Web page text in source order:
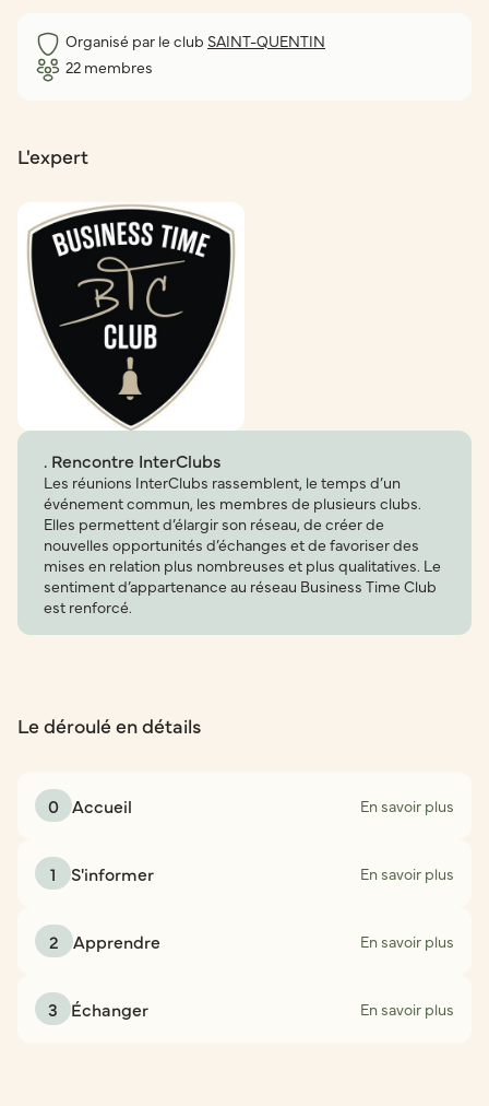
Organisé par le club SAINT-QUENTIN
22 membres
L'expert
. Rencontre InterClubs
Les réunions InterClubs rassemblent, le temps d’un
événement commun, les membres de plusieurs clubs.
Elles permettent d’élargir son réseau, de créer de
nouvelles opportunités d’échanges et de favoriser des
mises en relation plus nombreuses et plus qualitatives. Le
sentiment d’appartenance au réseau Business Time Club
est renforcé.
Le déroulé en détails
0 Accueil En savoir plus
1 S'informer En savoir plus
2 Apprendre En savoir plus
3 Échanger En savoir plus